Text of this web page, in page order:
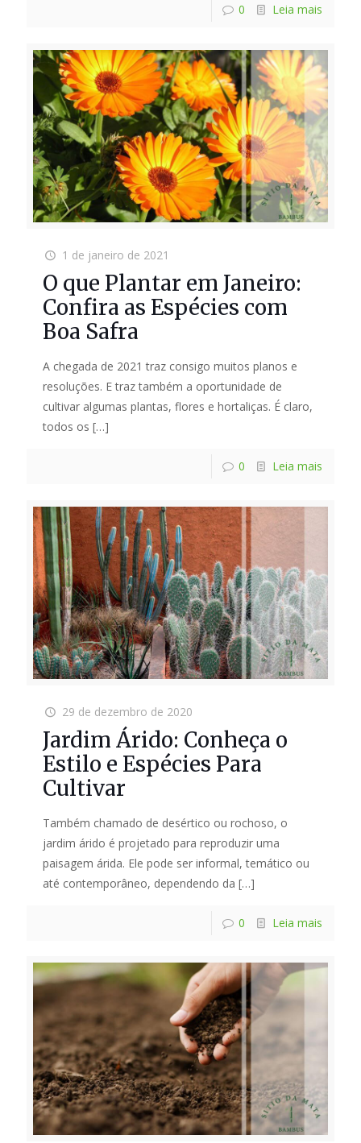
0 Leia mais
1 de janeiro de 2021
O que Plantar em Janeiro:
Confira as Espécies com
Boa Safra
A chegada de 2021 traz consigo muitos planos e
resoluções. E traz também a oportunidade de
cultivar algumas plantas, flores e hortaliças. É claro,
todos os […]
0 Leia mais
29 de dezembro de 2020
Jardim Árido: Conheça o
Estilo e Espécies Para
Cultivar
Também chamado de desértico ou rochoso, o
jardim árido é projetado para reproduzir uma
paisagem árida. Ele pode ser informal, temático ou
até contemporâneo, dependendo da […]
0 Leia mais